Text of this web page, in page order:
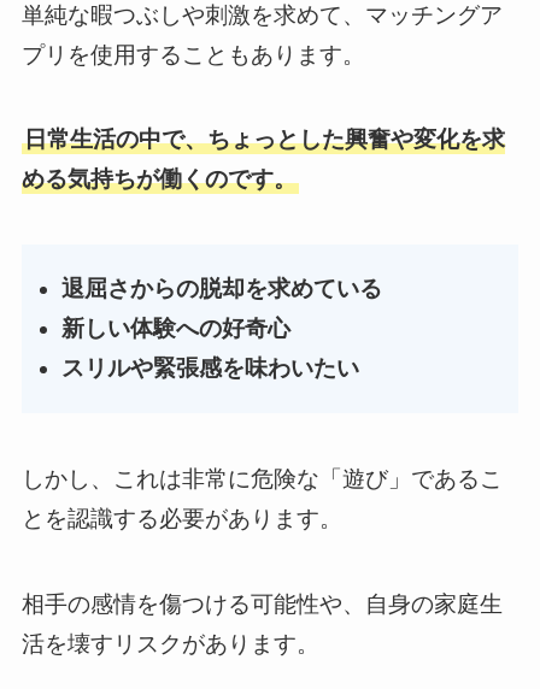
単純な暇つぶしや刺激を求めて、マッチングア
プリを使用することもあります。
日常生活の中で、ちょっとした興奮や変化を求
める気持ちが働くのです。
退屈さからの脱却を求めている
新しい体験への好奇心
スリルや緊張感を味わいたい
しかし、これは非常に危険な「遊び」であるこ
とを認識する必要があります。
相手の感情を傷つける可能性や、自身の家庭生
活を壊すリスクがあります。